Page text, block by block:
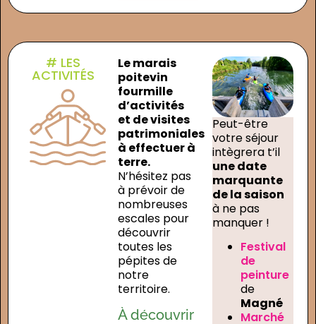
# LES
ACTIVITÉS
Le marais
poitevin
fourmille
d’activités
et de visites
patrimoniales
à effectuer à
terre.
N’hésitez pas
à prévoir de
nombreuses
escales pour
découvrir
toutes les
pépites de
notre
territoire.
À découvrir
Peut-être
votre séjour
intègrera t’il
une date
marquante
de la saison
à ne pas
manquer !
Festival
de
peinture
de
Magné
Marché